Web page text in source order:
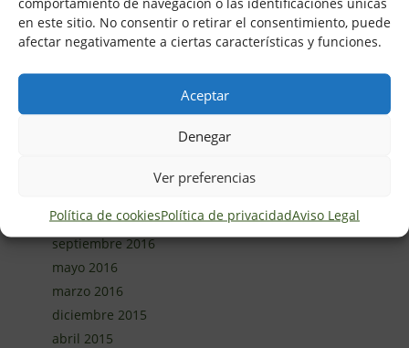
en este sitio. No consentir o retirar el consentimiento, puede
afectar negativamente a ciertas características y funciones.
Aceptar
Denegar
Ver preferencias
Política de cookiesPolítica de privacidadAviso Legal
junio 2020
mayo 2020
abril 2020
marzo 2020
octubre 2016
septiembre 2016
mayo 2016
marzo 2016
diciembre 2015
abril 2015